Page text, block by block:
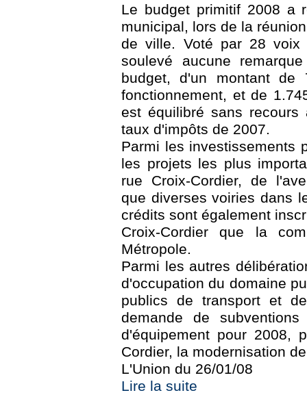
Le budget primitif 2008 a
municipal, lors de la
de ville. Voté par 28
soulevé aucune
budget, d'un montant
fonctionnement, et de
est équilibré sans
taux d'impôts de 2007.
Parmi les investissements
les projets les plus
rue Croix-Cordier, de
que diverses voiries dans
crédits sont également
Croix-Cordier que la
Métropole.
Parmi les autres
d'occupation du domaine
publics de transport et
demande de
d'équipement pour 2008,
Cordier, la modernisation
L'Union du 26/01/08
Lire la suite